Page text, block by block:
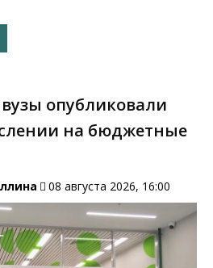
опубликовали
на бюджетные
08 августа 2026, 16:00